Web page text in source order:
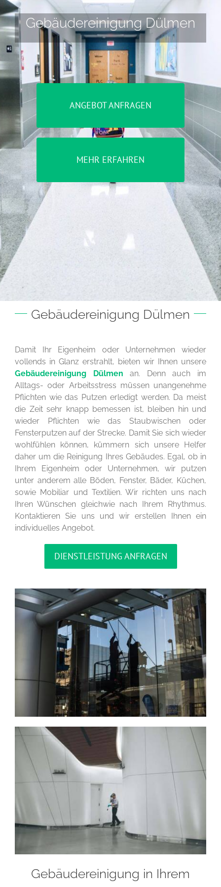
Gebäudereinigung Dülmen
ANGEBOT ANFRAGEN
MEHR ERFAHREN
Gebäudereinigung Dülmen
Damit Ihr Eigenheim oder Unternehmen wieder
vollends in Glanz erstrahlt, bieten wir Ihnen unsere
Gebäudereinigung Dülmen an. Denn auch im
Alltags- oder Arbeitsstress müssen unangenehme
Pflichten wie das Putzen erledigt werden. Da meist
die Zeit sehr knapp bemessen ist, bleiben hin und
wieder Pflichten wie das Staubwischen oder
Fensterputzen auf der Strecke. Damit Sie sich wieder
wohlfühlen können, kümmern sich unsere Helfer
daher um die Reinigung Ihres Gebäudes. Egal, ob in
Ihrem Eigenheim oder Unternehmen, wir putzen
unter anderem alle Böden, Fenster, Bäder, Küchen,
sowie Mobiliar und Textilien. Wir richten uns nach
Ihren Wünschen gleichwie nach Ihrem Rhythmus.
Kontaktieren Sie uns und wir erstellen Ihnen ein
individuelles Angebot.
DIENSTLEISTUNG ANFRAGEN
Gebäudereinigung in Ihrem